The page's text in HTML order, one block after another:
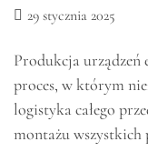
POLECANE
Ile trwa
w